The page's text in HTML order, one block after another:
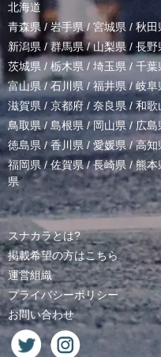
北海道
青森県 / 岩手県/ 宮城県 / 秋田
新潟県 /群馬県/山梨県 / 長野
茨城県 / 栃木県 / 埼玉県 / 千葉
富山県 /石川県/福井県/岐阜
滋賀県 / 京都府 / 奈良県 / 和歌
鳥取県/ 島根県 /岡山県/ 広島
徳島県 /香川県 / 愛媛県/高知
福岡県/佐賀県/長崎県 /熊本
県
スナカラとは?
掲載希望の方はこちら
運営組織
プライバシーポリシー
お問い合わせ